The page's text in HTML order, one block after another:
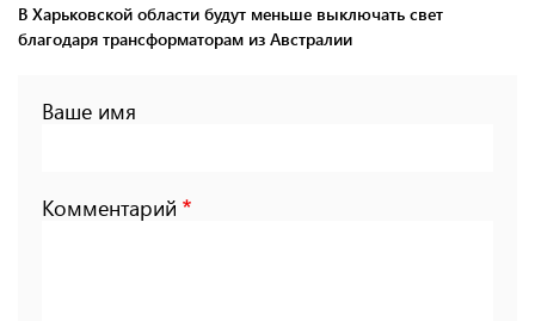
В Харьковской области будут меньше выключать свет
благодаря трансформаторам из Австралии
Ваше имя
Комментарий